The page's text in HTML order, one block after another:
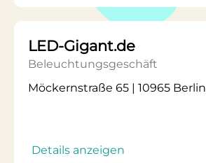
LED-Gigant.de
Beleuchtungsgeschäft
Möckernstraße 65 | 10965 Berlin
Details anzeigen